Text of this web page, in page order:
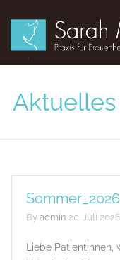
Aktuelles
Sommer_2026
By admin 20. Juli 2026
Liebe Patientinnen,